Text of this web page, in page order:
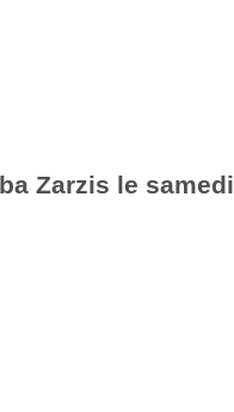
Zarzis le samedi